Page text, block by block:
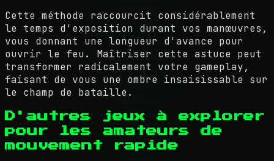
Cette méthode raccourcit considérablement
le temps d'exposition durant vos manœuvres,
vous donnant une longueur d'avance pour
ouvrir le feu. Maîtriser cette astuce peut
transformer radicalement votre gameplay,
faisant de vous une ombre insaisissable sur
le champ de bataille.
D'autres jeux à explorer
pour les amateurs de
mouvement rapide